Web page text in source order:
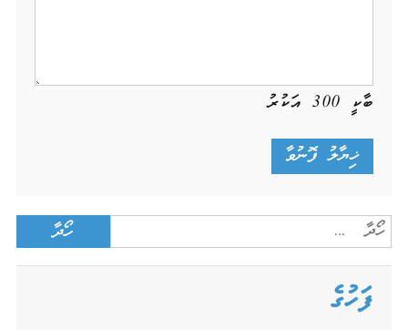
ބާކީ 300އަކުރު
Search
for:
ފަހުގެ